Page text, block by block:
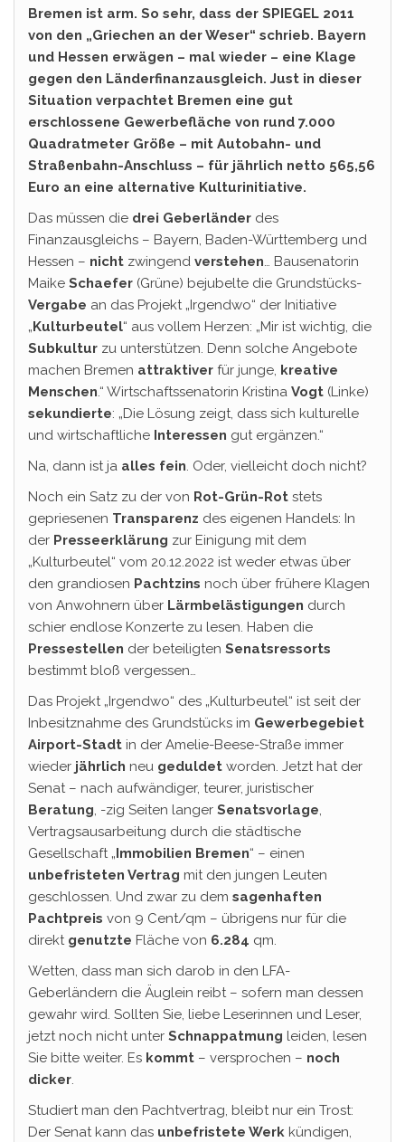
Bremen ist arm. So sehr, dass der SPIEGEL 2011
von den „Griechen an der Weser“ schrieb. Bayern
und Hessen erwägen – mal wieder – eine Klage
gegen den Länderfinanzausgleich. Just in dieser
Situation verpachtet Bremen eine gut
erschlossene Gewerbefläche von rund 7.000
Quadratmeter Größe – mit Autobahn- und
Straßenbahn-Anschluss – für jährlich netto 565,56
Euro an eine alternative Kulturinitiative.
Das müssen die drei Geberländer des
Finanzausgleichs – Bayern, Baden-Württemberg und
Hessen – nicht zwingend verstehen… Bausenatorin
Maike Schaefer (Grüne) bejubelte die Grundstücks-
Vergabe an das Projekt „Irgendwo“ der Initiative
„Kulturbeutel“ aus vollem Herzen: „Mir ist wichtig, die
Subkultur zu unterstützen. Denn solche Angebote
machen Bremen attraktiver für junge, kreative
Menschen.“ Wirtschaftssenatorin Kristina Vogt (Linke)
sekundierte: „Die Lösung zeigt, dass sich kulturelle
und wirtschaftliche Interessen gut ergänzen.“
Na, dann ist ja alles fein. Oder, vielleicht doch nicht?
Noch ein Satz zu der von Rot-Grün-Rot stets
gepriesenen Transparenz des eigenen Handels: In
der Presseerklärung zur Einigung mit dem
„Kulturbeutel“ vom 20.12.2022 ist weder etwas über
den grandiosen Pachtzins noch über frühere Klagen
von Anwohnern über Lärmbelästigungen durch
schier endlose Konzerte zu lesen. Haben die
Pressestellen der beteiligten Senatsressorts
bestimmt bloß vergessen…
Das Projekt „Irgendwo“ des „Kulturbeutel“ ist seit der
Inbesitznahme des Grundstücks im Gewerbegebiet
Airport-Stadt in der Amelie-Beese-Straße immer
wieder jährlich neu geduldet worden. Jetzt hat der
Senat – nach aufwändiger, teurer, juristischer
Beratung, -zig Seiten langer Senatsvorlage,
Vertragsausarbeitung durch die städtische
Gesellschaft „Immobilien Bremen“ – einen
unbefristeten Vertrag mit den jungen Leuten
geschlossen. Und zwar zu dem sagenhaften
Pachtpreis von 9 Cent/qm – übrigens nur für die
direkt genutzte Fläche von 6.284 qm.
Wetten, dass man sich darob in den LFA-
Geberländern die Äuglein reibt – sofern man dessen
gewahr wird. Sollten Sie, liebe Leserinnen und Leser,
jetzt noch nicht unter Schnappatmung leiden, lesen
Sie bitte weiter. Es kommt – versprochen – noch
dicker.
Studiert man den Pachtvertrag, bleibt nur ein Trost:
Der Senat kann das unbefristete Werk kündigen,